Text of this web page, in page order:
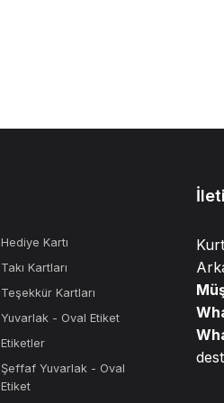
Hediye Kartı
Takı Kartları
Teşekkür Kartları
Yuvarlak - Oval Etiket
Etiketler
Şeffaf Yuvarlak - Oval
Etiket